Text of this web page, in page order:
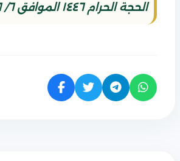
الحجة الحرام ١٤٤٦ الموافق ٦/ ٦/ ٢٠٢٥